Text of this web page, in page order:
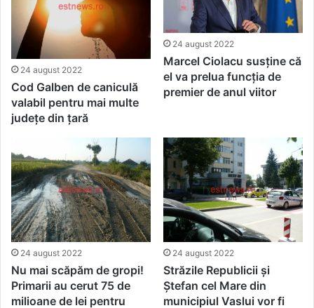
24 august 2022
Cod Galben de caniculă
valabil pentru mai multe
județe din țară
24 august 2022
Marcel Ciolacu susține că
el va prelua funcția de
premier de anul viitor
24 august 2022
Nu mai scăpăm de gropi!
Primarii au cerut 75 de
milioane de lei pentru
24 august 2022
Străzile Republicii și
Ştefan cel Mare din
municipiul Vaslui vor fi